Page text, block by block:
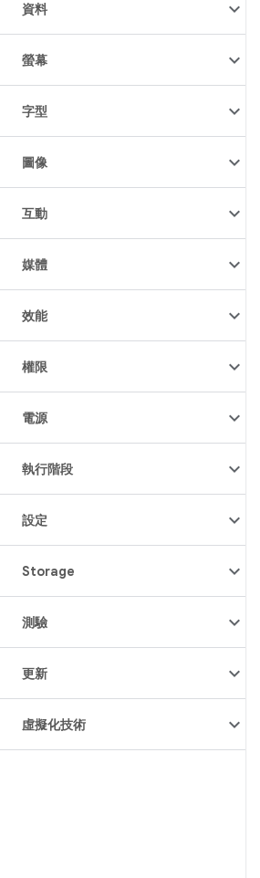
資料
螢幕
字型
圖像
互動
媒體
效能
權限
電源
執行階段
設定
Storage
測驗
更新
虛擬化技術